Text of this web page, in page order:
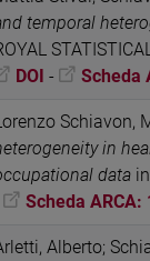
temporal
DOI - Scheda
Schiavon,
in
data
Scheda
Alberto;